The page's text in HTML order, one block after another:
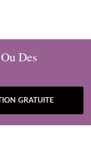
Des
GRATUITE